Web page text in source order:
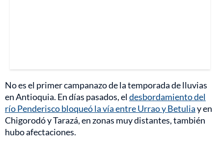
No es el primer campanazo de la temporada de lluvias
en Antioquia. En días pasados, eldesbordamiento del
río Penderisco bloqueó la vía entre Urrao y Betuliay en
Chigorodó y Tarazá, en zonas muy distantes, también
hubo afectaciones.